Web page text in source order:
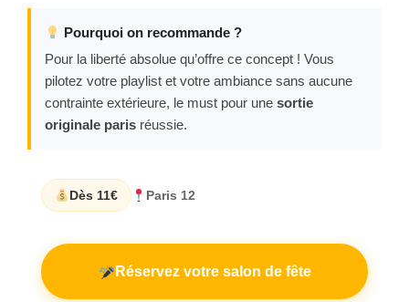
Pourquoi on recommande ?
Pour la liberté absolue qu’offre ce concept ! Vous
pilotez votre playlist et votre ambiance sans aucune
contrainte extérieure, le must pour une sortie
originale paris réussie.
Dès 11€ Paris 12
Réservez votre salon de fête